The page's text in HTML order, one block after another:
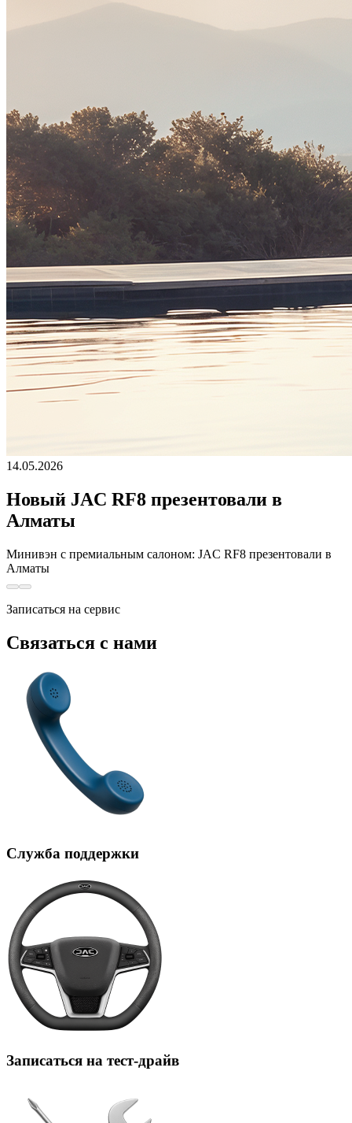
14.05.2026
Новый JAC RF8 презентовали в
Алматы
Минивэн с премиальным салоном: JAC RF8 презентовали в
Алматы
Записаться на сервис
Связаться с нами
Служба поддержки
Записаться на тест-драйв